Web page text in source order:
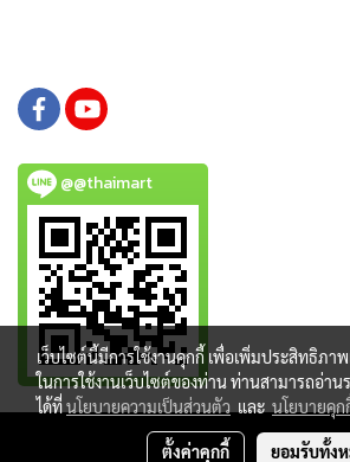
@@thaimart
Copy right by
เว็บไซต์นี้มีการใช้งานคุกกี้ เพื่อเพิ่มประสิทธิภ
ในการใช้งานเว็บไซต์ของท่าน ท่านสามารถอ่าน
ได้ที่นโยบายความเป็นส่วนตัว และ นโยบายคุก
ตั้งค่าคุกกี้ ยอมรับทั้ง